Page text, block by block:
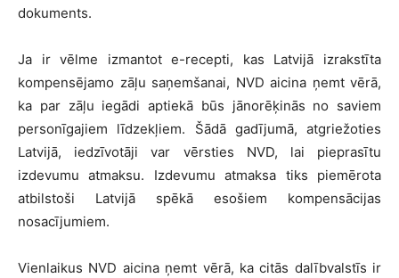
dokuments.
Ja ir vēlme izmantot e-recepti, kas Latvijā izrakstīta
kompensējamo zāļu saņemšanai, NVD aicina ņemt vērā,
ka par zāļu iegādi aptiekā būs jānorēķinās no saviem
personīgajiem līdzekļiem. Šādā gadījumā, atgriežoties
Latvijā, iedzīvotāji var vērsties NVD, lai pieprasītu
izdevumu atmaksu. Izdevumu atmaksa tiks piemērota
atbilstoši Latvijā spēkā esošiem kompensācijas
nosacījumiem.
Vienlaikus NVD aicina ņemt vērā, ka citās dalībvalstīs ir